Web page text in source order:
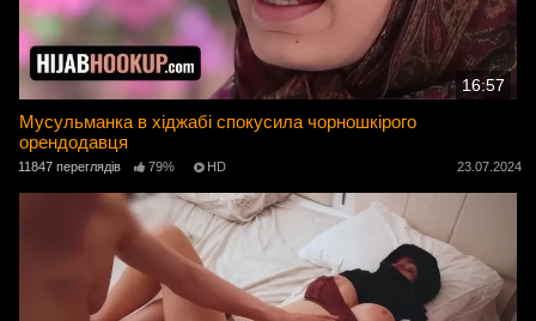
16:57
Мусульманка в хіджабі спокусила чорношкірого
орендодавця
11847 переглядів 79% HD 23.07.2024